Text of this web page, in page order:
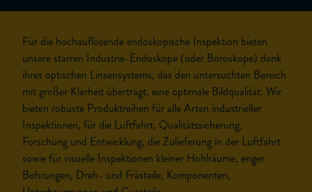
Für die hochauflösende endoskopische Inspektion bieten
unsere starren Industrie-Endoskope (oder Boroskope) dank
ihres optischen Linsensystems, das den untersuchten Bereich
mit großer Klarheit überträgt, eine optimale Bildqualität. Wir
bieten robuste Produktreihen für alle Arten industrieller
Inspektionen, für die Luftfahrt, Qualitätssicherung,
Forschung und Entwicklung, die Zulieferung in der Luftfahrt
sowie für visuelle Inspektionen kleiner Hohlräume, enger
Bohrungen, Dreh- und Frästeile, Komponenten,